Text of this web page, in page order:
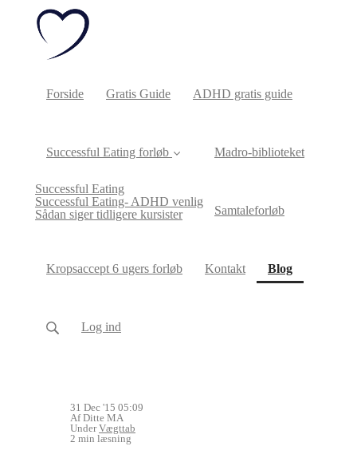
Forside Gratis Guide ADHD gratis guide
Successful Eating forløb
Successful Eating
Successful Eating- ADHD venlig
Sådan siger tidligere kursister
Madro-biblioteket
Samtaleforløb
Kropsaccept 6 ugers forløb Kontakt Blog(current)
Log ind
31 Dec '15 05:09
Af Ditte MA
UnderVægttab
2 min læsning